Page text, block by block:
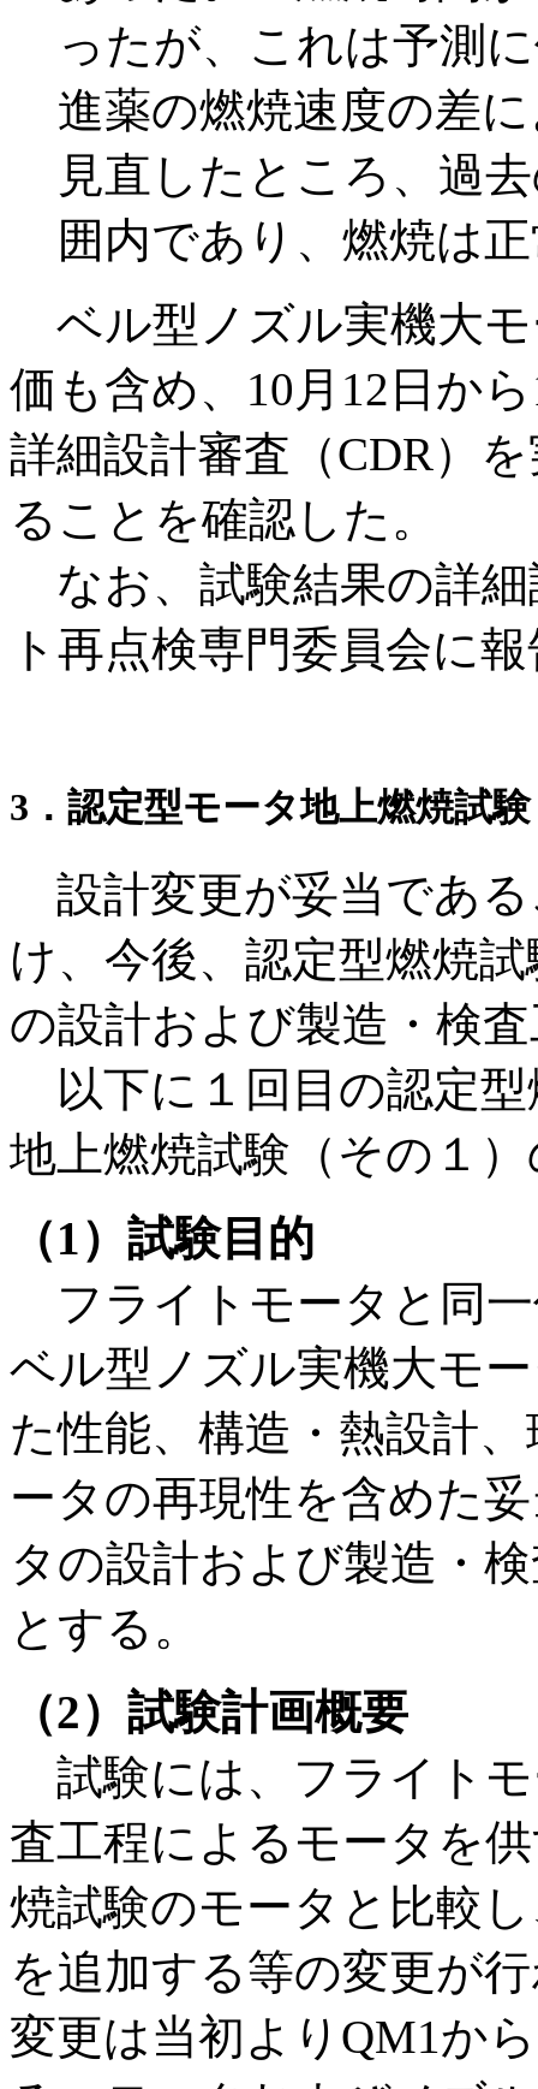
ったが、これは予測
進薬の燃焼速度の差
見直したところ、過
囲内であり、燃焼は
ベル型ノズル実機大
価も含め、10月12日か
詳細設計審査（CDR）
ることを確認した。
なお、試験結果の詳
ト再点検専門委員会に
3．認定型モータ地上燃焼試
設計変更が妥当であ
け、今後、認定型燃焼
の設計および製造・検
以下に１回目の認定型
地上燃焼試験（その１
（1）試験目的
フライトモータと同
ベル型ノズル実機大モ
た性能、構造・熱設計
ータの再現性を含めた
タの設計および製造・
とする。
（2）試験計画概要
試験には、フライト
査工程によるモータを
焼試験のモータと比較
を追加する等の変更が
変更は当初よりQM1か